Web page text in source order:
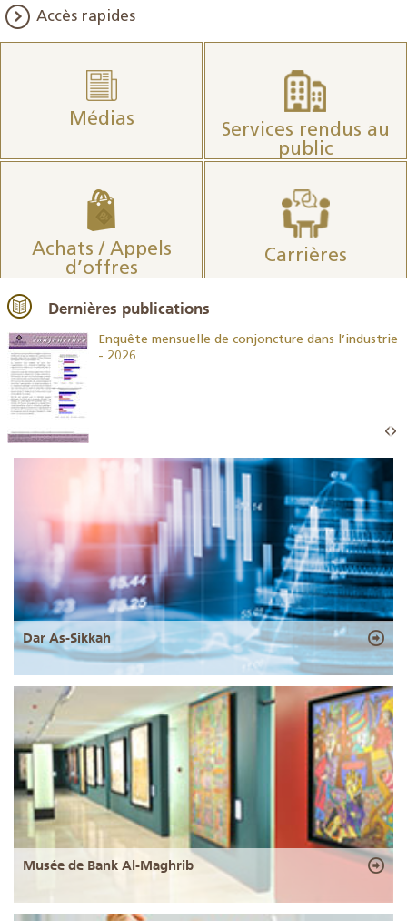
Accès rapides
Médias
Services rendus au
public
Achats / Appels
d’offres
Carrières
Dernières publications
Enquête mensuelle de conjoncture dans l’industrie
- 2026
Dar As-Sikkah
Musée de Bank Al-Maghrib